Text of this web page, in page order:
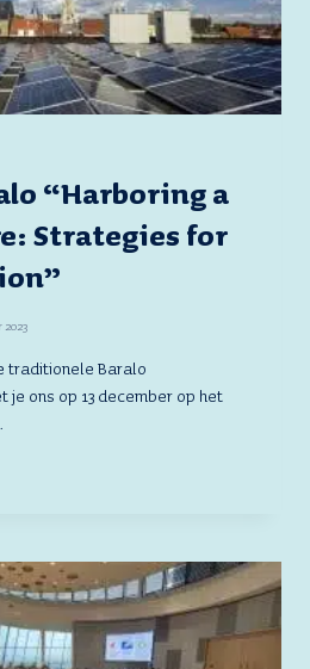
“Harboring a
Strategies for
2023
traditionele Baralo
je ons op 13 december op het